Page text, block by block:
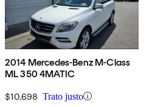
2014 Mercedes-Benz M-Class
ML 350 4MATIC
$10,698 Trato justo